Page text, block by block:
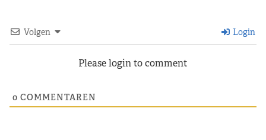
Volgen Login
Please login to comment
0 COMMENTAREN